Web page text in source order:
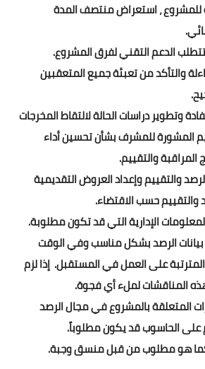
للمشروع ، استعراض منتصف المدة
الدعم التقني لفرق المشروع.
والتأكد من تعبئة جميع المتعقبين
وتطوير دراسات الحالة لالتقاط المخرجات
المشورة للمشرف بشأن تحسين أداء
والتقييم.
والتقييم وإعداد العروض التقديمية
والتقييم حسب الاقتضاء.
الإدارية التي قد تكون مطلوبة.
الرصد بشكل مناسب وفي الوقت
على العمل في المستقبل. إذا لزم
المناقشات لملء أي فجوة.
المتعلقة بالمشروع في مجال الرصد
على الحاسوب قد يكون مطلوباً.
كما هو مطلوب من قبل منسق وجبة.